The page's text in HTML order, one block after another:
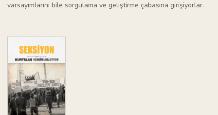
varsayımlarını bile sorgulama ve geliştirme çabasına girişiyorlar.